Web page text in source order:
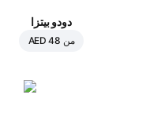
دودو بيتزا
من AED 48